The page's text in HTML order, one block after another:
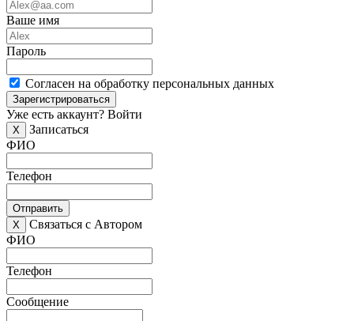
Ваше имя
Пароль
Согласен на обработку персональных данных
Зарегистрироваться
Уже есть аккаунт? Войти
X
Записаться
ФИО
Телефон
Отправить
X
Связаться с Автором
ФИО
Телефон
Сообщение